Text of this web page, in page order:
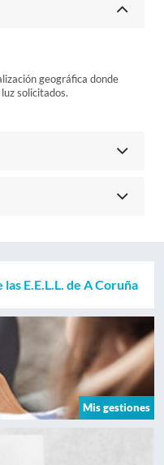
geográfica donde
solicitados.
E.E.L.L. de A Coruña
Mis gestiones